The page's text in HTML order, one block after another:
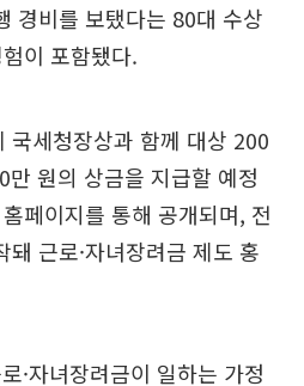
경비를 보탰다는 80대 수상
이 포함됐다.
국세청장상과 함께 대상 200
원의 상금을 지급할 예정
페이지를 통해 공개되며, 전
근로·자녀장려금 제도 홍
·자녀장려금이 일하는 가정